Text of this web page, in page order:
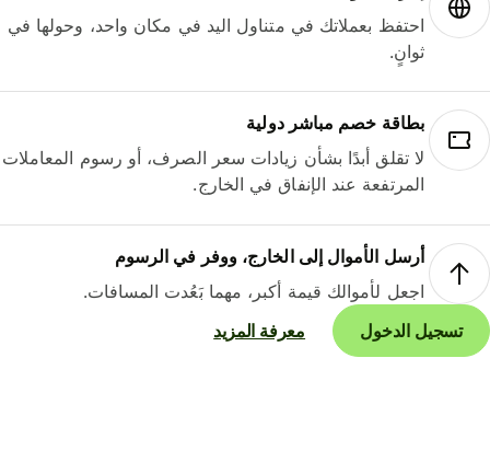
احتفظ بعملاتك في متناول اليد في مكان واحد، وحولها في
ثوانٍ.
بطاقة خصم مباشر دولية
لا تقلق أبدًا بشأن زيادات سعر الصرف، أو رسوم المعاملات
المرتفعة عند الإنفاق في الخارج.
أرسل الأموال إلى الخارج، ووفر في الرسوم
اجعل لأموالك قيمة أكبر، مهما بَعُدت المسافات.
تسجيل الدخول
معرفة المزيد